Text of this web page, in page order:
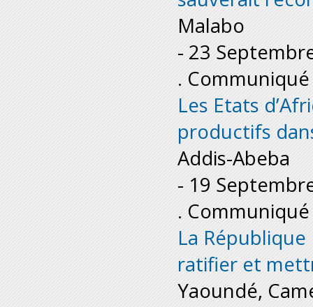
Malabo
- 23
.
Les Etats
productifs
Addis-Abeba
- 19
.
La
ratifier et
Yaoundé,